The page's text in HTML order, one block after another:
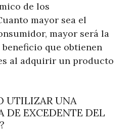
de los
mayor sea el
mayor será la
que obtienen
al adquirir un producto
UTILIZAR UNA
DE EXCEDENTE DEL